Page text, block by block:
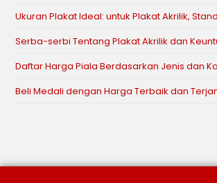
Ukuran Plakat Ideal: untuk Plakat Akrilik,
Serba-serbi Tentang Plakat Akrilik dan
Daftar Harga Piala Berdasarkan Jenis dan
Beli Medali dengan Harga Terbaik dan